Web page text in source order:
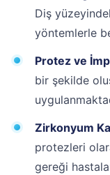
Diş
yöntemlerle
Protez ve
bir şekilde
Zirkonyum
protezleri
gereği